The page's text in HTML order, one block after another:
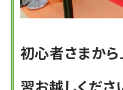
初心者さまか